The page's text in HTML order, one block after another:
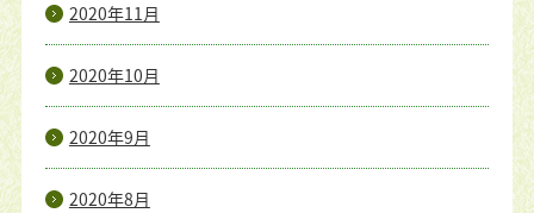
2020年11月
2020年10月
2020年9月
2020年8月